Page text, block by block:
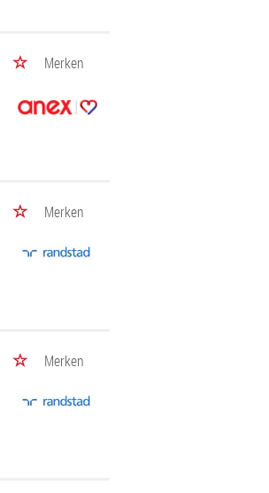
Merken
Merken
Merken